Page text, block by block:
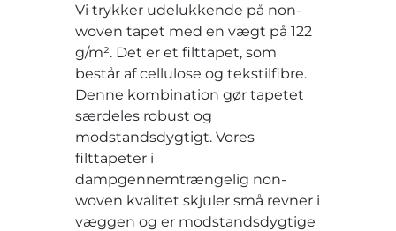
Vi trykker udelukkende på non-
woven tapet med en vægt på 122
g/m². Det er et filttapet, som
består af cellulose og tekstilfibre.
Denne kombination gør tapetet
særdeles robust og
modstandsdygtigt. Vores
filttapeter i
dampgennemtrængelig non-
woven kvalitet skjuler små revner i
væggen og er modstandsdygtige